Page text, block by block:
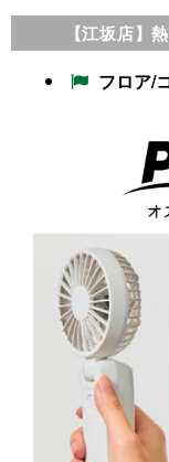
【江坂店】
フロア/